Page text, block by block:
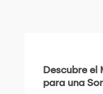
Descubre el
para una